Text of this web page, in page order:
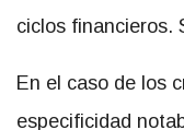
ciclos financieros.
En el caso de los
especificidad